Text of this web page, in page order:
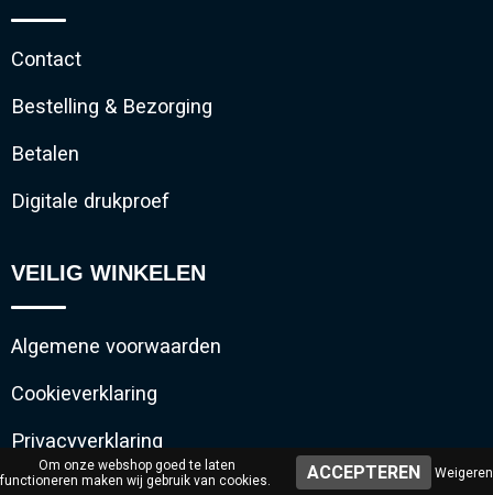
Contact
Bestelling & Bezorging
Betalen
Digitale drukproef
VEILIG WINKELEN
Algemene voorwaarden
Cookieverklaring
Privacyverklaring
Disclaimer
Om onze webshop goed te laten
functioneren maken wij gebruik van cookies.
Weigeren